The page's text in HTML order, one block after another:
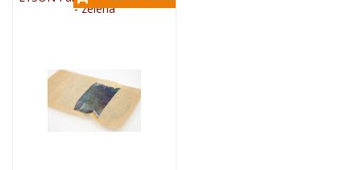
- zelená